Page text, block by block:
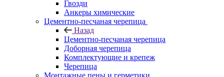
Гвозди
Анкеры химические
Цементно-песчаная черепица
Назад
Цементно-песчаная черепица
Доборная черепица
Комплектующие и крепеж
Черепица
Монтажные пены и герметики